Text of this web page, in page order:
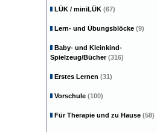
LÜK / miniLÜK (67)
Lern- und Übungsblöcke (9)
Baby- und Kleinkind-
Spielzeug/Bücher(316)
Erstes Lernen (31)
Vorschule (100)
Für Therapie und zu Hause (58)